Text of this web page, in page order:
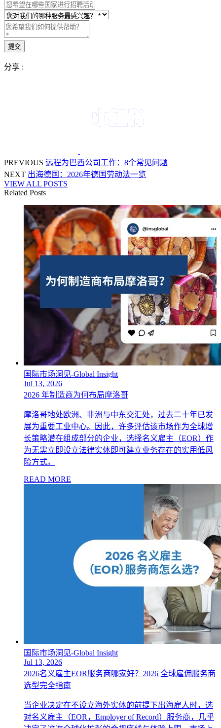
分享 :
PREVIOUS 远程为巴西公司工作：8个常见问题
NEXT 出海德国：2026年德国劳动法一览
VIEW ALL POSTS
Related Posts
国际市场洞见-Global Insight
Jul 13, 2026
2026 年制造商为何布局摩洛哥
摩洛哥地处欧洲、非洲与中东交汇处，过去二十年已发
展为重要工业中心。因此，许多评估该市场作为全球增
长策略潜在组成部分的企业，选择名义雇主（EOR）作
为无需立即设立法律实体即可建立业务存在的实用低风
险方式。
READ MORE
国际市场洞见-Global Insight
Jul 13, 2026
2026名义雇主EOR服务商哪家好？2026 全球雇佣服务商
选型完全指南
当企业决定在不设立海外实体的前提下出海雇人时，选
对名义雇主（EOR，Employer of Record）服务商，几乎